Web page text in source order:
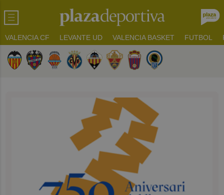
VALENCIA CF LEVANTE UD VALENCIA BASKET FUTBOL